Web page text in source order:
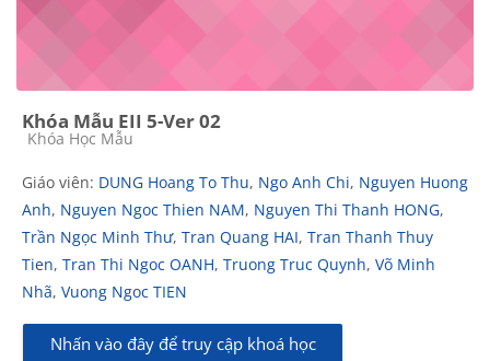
Khóa Mẫu EII 5-Ver 02
Các loại khóa học
Khóa Học Mẫu
Giáo viên: DUNG Hoang To Thu, Ngo Anh Chi, Nguyen Huong
Anh, Nguyen Ngoc Thien NAM, Nguyen Thi Thanh HONG,
Trần Ngọc Minh Thư, Tran Quang HAI, Tran Thanh Thuy
Tien, Tran Thi Ngoc OANH, Truong Truc Quynh, Võ Minh
Nhã, Vuong Ngoc TIEN
Nhấn vào đây để truy cập khoá học